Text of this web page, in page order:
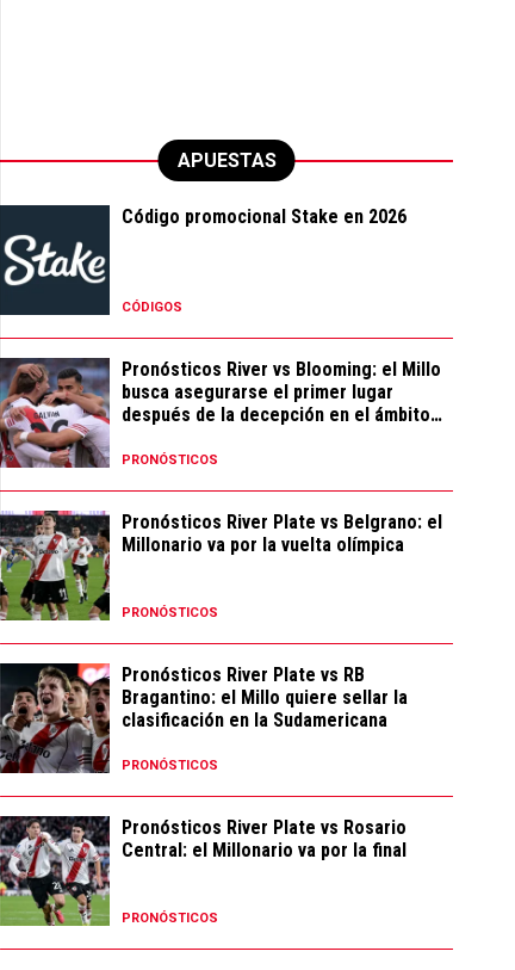
APUESTAS
Código promocional Stake en 2026
CÓDIGOS
Pronósticos River vs Blooming: el Millo
busca asegurarse el primer lugar
después de la decepción en el ámbito
PRONÓSTICOS
Pronósticos River Plate vs Belgrano: el
Millonario va por la vuelta olímpica
PRONÓSTICOS
Pronósticos River Plate vs RB
Bragantino: el Millo quiere sellar la
clasificación en la Sudamericana
PRONÓSTICOS
Pronósticos River Plate vs Rosario
Central: el Millonario va por la final
PRONÓSTICOS